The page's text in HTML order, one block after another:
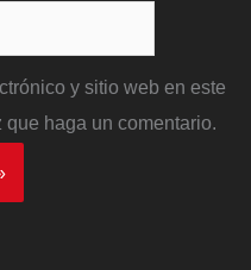
y sitio web en este
haga un comentario.